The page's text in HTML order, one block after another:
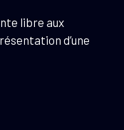
libre aux
d’une